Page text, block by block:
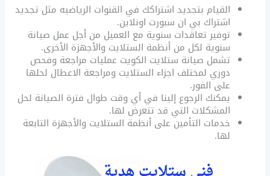
القيام بتجديد اشتراكك في القنوات الرياضيه مثل تجديد
اشتراك بي ان سبورت اونلاين.
توفير تعاقدات سنوية مع العميل من أجل عمل صيانة
سنوية لكل من أنظمة الستلايت والأجهزة الأخرى.
تشمل صيانة ستلايت الكويت عمليات مراجعة وفحص
دوري لمختلف اجزاء الستلايت ومراجعة الاعطال لحلها
على الفور.
يمكنك الرجوع إلينا في أي وقت طوال فترة الصيانة لحل
المشكلات التي قد تتعرض لها.
خدمات التأمين على أنظمة الستلايت والأجهزة التابعة
لها.